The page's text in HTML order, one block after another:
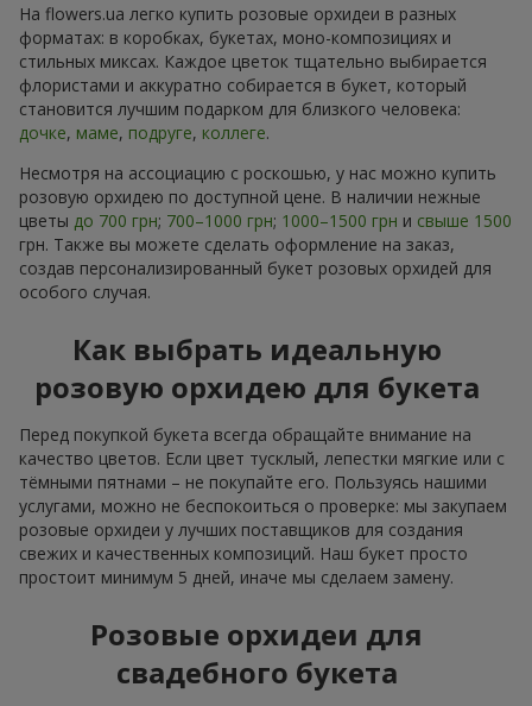
На flowers.ua легко купить розовые орхидеи в разных
форматах: в коробках, букетах, моно-композициях и
стильных миксах. Каждое цветок тщательно выбирается
флористами и аккуратно собирается в букет, который
становится лучшим подарком для близкого человека:
дочке, маме, подруге, коллеге.
Несмотря на ассоциацию с роскошью, у нас можно купить
розовую орхидею по доступной цене. В наличии нежные
цветы до 700 грн; 700–1000 грн; 1000–1500 грн и свыше 1500
грн. Также вы можете сделать оформление на заказ,
создав персонализированный букет розовых орхидей для
особого случая.
Как выбрать идеальную
розовую орхидею для букета
Перед покупкой букета всегда обращайте внимание на
качество цветов. Если цвет тусклый, лепестки мягкие или с
тёмными пятнами – не покупайте его. Пользуясь нашими
услугами, можно не беспокоиться о проверке: мы закупаем
розовые орхидеи у лучших поставщиков для создания
свежих и качественных композиций. Наш букет просто
простоит минимум 5 дней, иначе мы сделаем замену.
Розовые орхидеи для
свадебного букета